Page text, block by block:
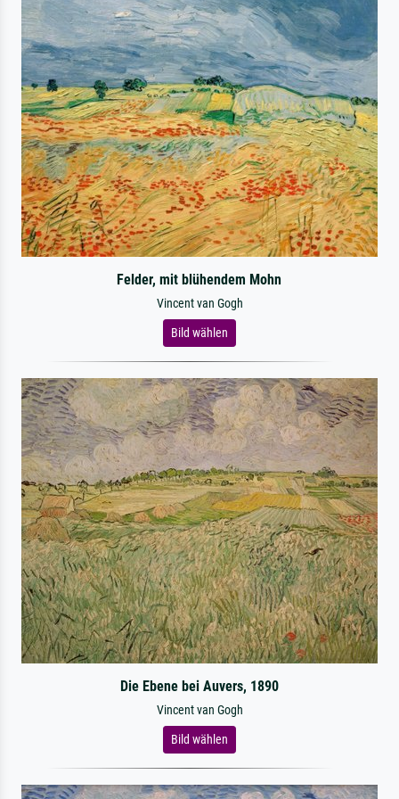
Felder, mit blühendem Mohn
Vincent van Gogh
Bild wählen
Die Ebene bei Auvers, 1890
Vincent van Gogh
Bild wählen